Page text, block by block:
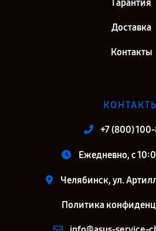
Гарантия
Доставка
Контакты
+7 (800)
Ежедневно, с
Челябинск, ул.
Политика